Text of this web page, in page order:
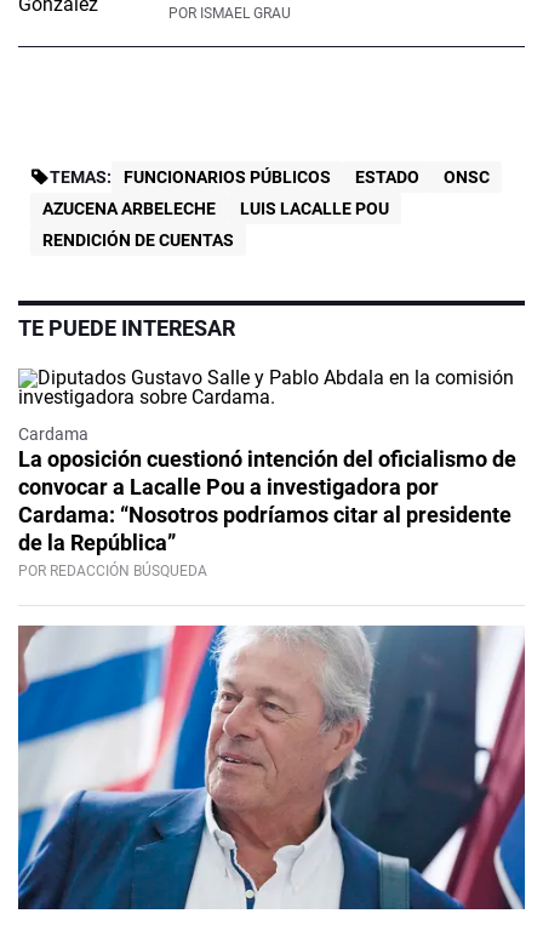
POR ISMAEL GRAU
TEMAS: FUNCIONARIOS PÚBLICOS ESTADO
ONSC
AZUCENA ARBELECHE
LUIS LACALLE POU
RENDICIÓN DE CUENTAS
TE PUEDE INTERESAR
Cardama
La oposición cuestionó intención del oficialismo de
convocar a Lacalle Pou a investigadora por
Cardama: “Nosotros podríamos citar al presidente
de la República”
POR REDACCIÓN BÚSQUEDA